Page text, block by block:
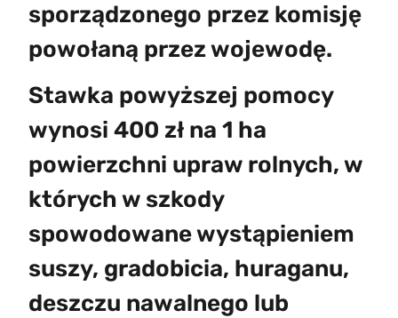
sporządzonego przez komisję
powołaną przez wojewodę.
Stawka powyższej pomocy
wynosi 400 zł na 1 ha
powierzchni upraw rolnych, w
których w szkody
spowodowane wystąpieniem
suszy, gradobicia, huraganu,
deszczu nawalnego lub